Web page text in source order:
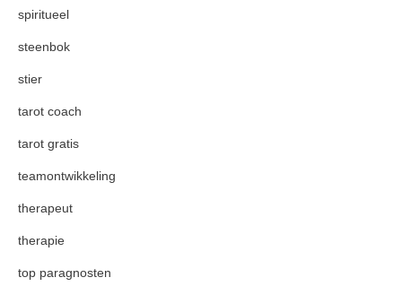
spiritueel
steenbok
stier
tarot coach
tarot gratis
teamontwikkeling
therapeut
therapie
top paragnosten